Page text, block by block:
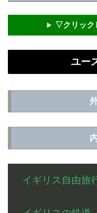
▽クリック
ユー
イギリス自由旅